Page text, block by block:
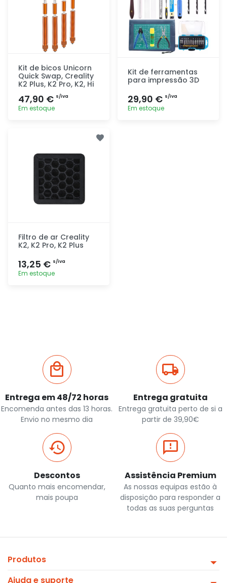
Kit de bicos Unicorn
Quick Swap, Creality
K2 Plus, K2 Pro, K2, Hi
47,90 € s/iva
Em estoque
Kit de ferramentas
para impressão 3D
29,90 € s/iva
Em estoque
Filtro de ar Creality
K2, K2 Pro, K2 Plus
13,25 € s/iva
Em estoque
Entrega em 48/72 horas
Encomenda antes das 13 horas.
Envio no mesmo dia
Entrega gratuita
Entrega gratuita perto de si a
partir de 39,90€
Descontos
Quanto mais encomendar,
mais poupa
Assistência Premium
As nossas equipas estão à
disposição para responder a
todas as suas perguntas
Produtos
Ajuda e suporte